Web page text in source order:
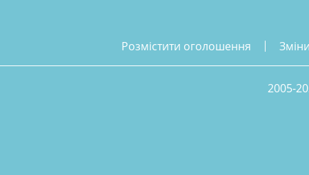
розмістити оголошення
2005-